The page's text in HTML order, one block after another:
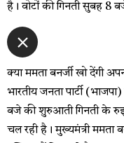
है। वोटों की गिनती सुबह 8
क्या ममता बनर्जी खो देंगी
भारतीय जनता पार्टी
बजे की शुरुआती गिनती के
चल रही है। मुख्यमंत्री ममता